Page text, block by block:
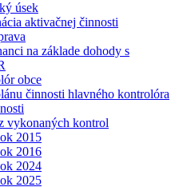
úsek
aktivačnej činnosti
na základe dohody s
obce
činnosti hlavného kontrolóra
vykonaných kontrol
2015
2016
2024
2025